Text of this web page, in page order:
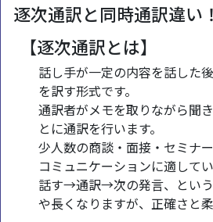
逐次通訳と同時通訳違い！
【逐次通訳とは】
話し手が一定の内容を話した
を訳す形式です。
通訳者がメモを取りながら聞
とに通訳を行います。
少人数の商談・面接・セミナ
コミュニケーションに適してい
話す→通訳→次の発言、とい
や長くなりますが、正確さと